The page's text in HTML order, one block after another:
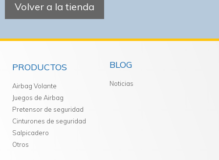
Volver a la tienda
PRODUCTOS
Airbag Volante
Juegos de Airbag
Pretensor de seguridad
Cinturones de seguridad
Salpicadero
Otros
BLOG
Noticias